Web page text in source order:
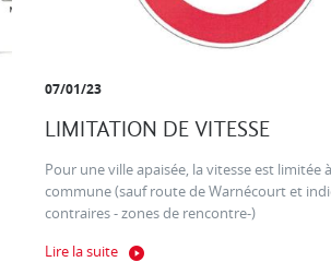
07/01/23
LIMITATION DE VITESSE
Pour une ville apaisée, la vitesse est limitée
commune (sauf route de Warnécourt et
contraires - zones de rencontre-)
Lire la suite